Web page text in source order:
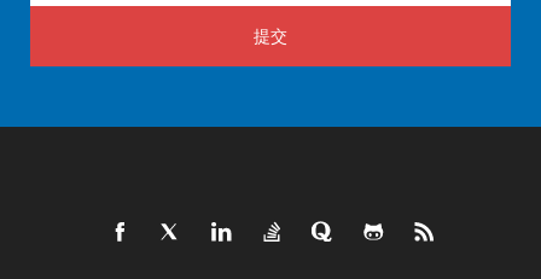
提交